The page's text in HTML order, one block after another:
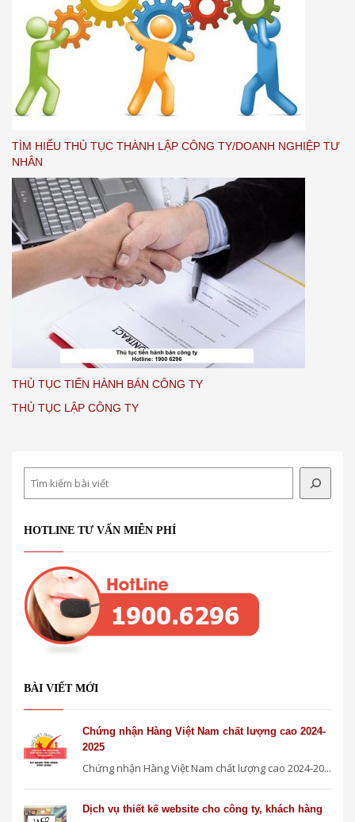
TÌM HIỂU THỦ TỤC THÀNH LẬP CÔNG TY/DOANH NGHIỆP TƯ
NHÂN
THỦ TỤC TIẾN HÀNH BÁN CÔNG TY
THỦ TỤC LẬP CÔNG TY
HOTLINE TƯ VẤN MIỄN PHÍ
BÀI VIẾT MỚI
Chứng nhận Hàng Việt Nam chất lượng cao 2024-
2025
Chứng nhận Hàng Việt Nam chất lượng cao 2024-20...
Dịch vụ thiết kế website cho công ty, khách hàng